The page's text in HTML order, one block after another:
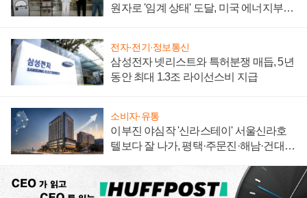
원자로 '임계 상태' 도달, 미국 에너지부
전자·전기·정보통신
삼성전자 넷리스트와 특허분쟁 매듭, 5년
동안 최대 1.3조 라이선스비 지급
소비자·유통
이부진 야심작 '신라스테이' 서울신라호
텔보다 잘 나가, 평택·주문진·해남·건대로